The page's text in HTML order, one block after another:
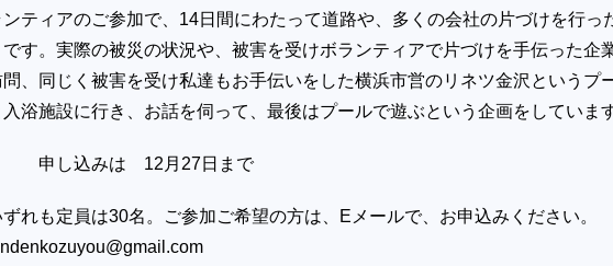
ンティアのご参加で、14日間にわたって道路や、多くの会社の片づけを行っ
です。実際の被災の状況や、被害を受けボランティアで片づけを手伝った企
問、同じく被害を受け私達もお手伝いをした横浜市営のリネツ金沢というプ
入浴施設に行き、お話を伺って、最後はプールで遊ぶという企画をしています
し込みは 12月27日まで
ずれも定員は30名。ご参加ご希望の方は、Eメールで、お申込みください。